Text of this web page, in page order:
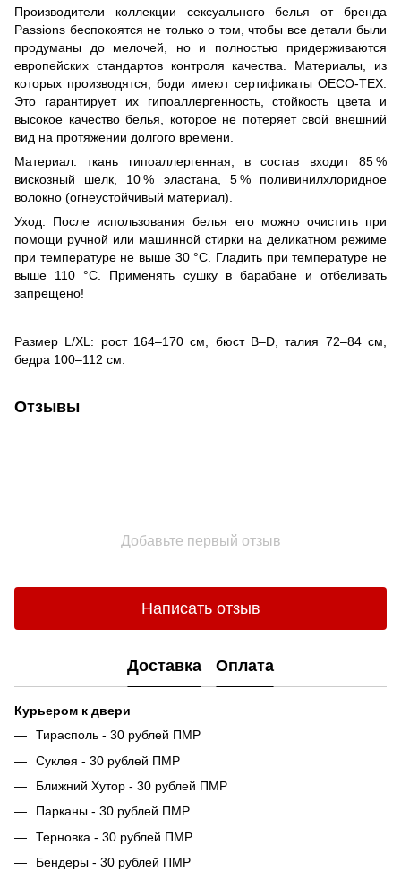
Производители коллекции сексуального белья от бренда
Passions беспокоятся не только о том, чтобы все детали были
продуманы до мелочей, но и полностью придерживаются
европейских стандартов контроля качества. Материалы, из
которых производятся, боди имеют сертификаты OECO-TEX.
Это гарантирует их гипоаллергенность, стойкость цвета и
высокое качество белья, которое не потеряет свой внешний
вид на протяжении долгого времени.
Материал: ткань гипоаллергенная, в состав входит 85 %
вискозный шелк, 10 % эластана, 5 % поливинилхлоридное
волокно (огнеустойчивый материал).
Уход. После использования белья его можно очистить при
помощи ручной или машинной стирки на деликатном режиме
при температуре не выше 30 °С. Гладить при температуре не
выше 110 °С. Применять сушку в барабане и отбеливать
запрещено!
Размер L/XL: рост 164–170 см, бюст B–D, талия 72–84 см,
бедра 100–112 см.
Отзывы
Добавьте первый отзыв
Написать отзыв
Доставка Оплата
Курьером к двери
Тирасполь - 30 рублей ПМР
Суклея - 30 рублей ПМР
Ближний Хутор - 30 рублей ПМР
Парканы - 30 рублей ПМР
Терновка - 30 рублей ПМР
Бендеры - 30 рублей ПМР